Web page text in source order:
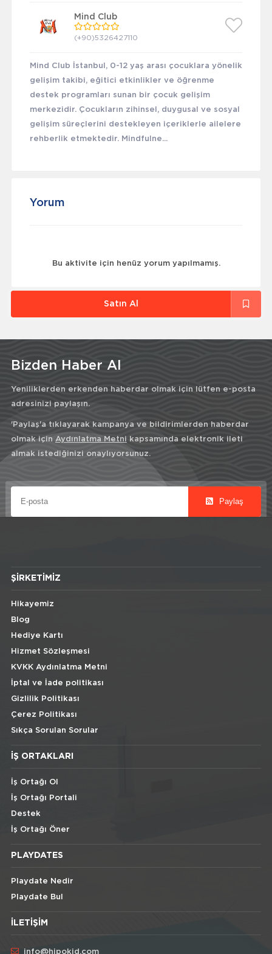
Mind Club
(+90)5326427110
Mind Club İstanbul, 0-12 yaş arası çocuklara yönelik
gelişim takibi, eğitici etkinlikler ve öğrenme
destek programları sunan bir çocuk gelişim
merkezidir. Çocukların zihinsel, duygusal ve sosyal
gelişim süreçlerini destekleyen içeriklerle ailelere
rehberlik etmektedir. Mindfulne...
Yorum
Bu aktivite için henüz yorum yapılmamış.
Satın Al
Bizden Haber Al
Yeniliklerden erkenden haberdar olmak için lütfen e-posta
adresinizi paylaşın.
'Paylaş'a tıklayarak kampanya ve bildirimlerden haberdar
olmak için Aydınlatma Metni kapsamında elektronik ileti
almak istediğinizi onaylıyorsunuz.
Paylaş
ŞIRKETIMIZ
Hikayemiz
Blog
Hediye Kartı
Hizmet Sözleşmesi
KVKK Aydınlatma Metni
İptal ve İade politikası
Gizlilik Politikası
Çerez Politikası
Sıkça Sorulan Sorular
İŞ ORTAKLARI
İş Ortağı Ol
İş Ortağı Portali
Destek
İş Ortağı Öner
PLAYDATES
Playdate Nedir
Playdate Bul
İLETIŞIM
info@hipokid.com